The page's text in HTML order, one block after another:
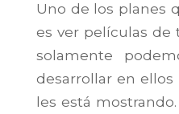
Uno de los planes
es ver películas de
solamente
desarrollar en
les está